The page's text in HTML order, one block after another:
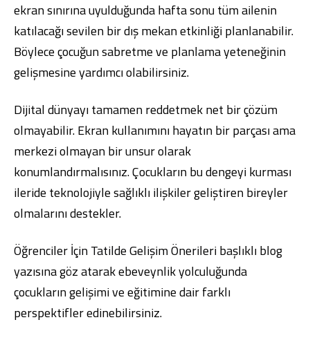
ekran sınırına uyulduğunda hafta sonu tüm ailenin
katılacağı sevilen bir dış mekan etkinliği planlanabilir.
Böylece çocuğun sabretme ve planlama yeteneğinin
gelişmesine yardımcı olabilirsiniz.
Dijital dünyayı tamamen reddetmek net bir çözüm
olmayabilir. Ekran kullanımını hayatın bir parçası ama
merkezi olmayan bir unsur olarak
konumlandırmalısınız. Çocukların bu dengeyi kurması
ileride teknolojiyle sağlıklı ilişkiler geliştiren bireyler
olmalarını destekler.
Öğrenciler İçin Tatilde Gelişim Önerileribaşlıklı blog
yazısına göz atarak ebeveynlik yolculuğunda
çocukların gelişimi ve eğitimine dair farklı
perspektifler edinebilirsiniz.